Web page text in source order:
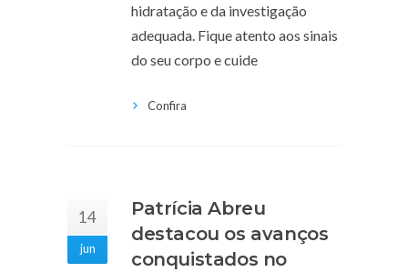
hidratação e da investigação
adequada. Fique atento aos sinais
do seu corpo e cuide
Confira
14
jun
Patrícia Abreu
destacou os avanços
conquistados no